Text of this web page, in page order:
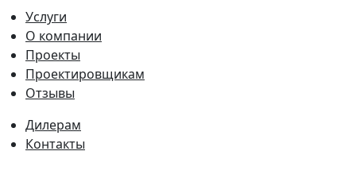
Услуги
О компании
Проекты
Проектировщикам
Отзывы
Дилерам
Контакты